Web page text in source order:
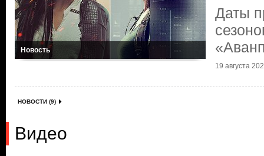
Новость
Даты
19 августа
НОВОСТИ (9)
Видео